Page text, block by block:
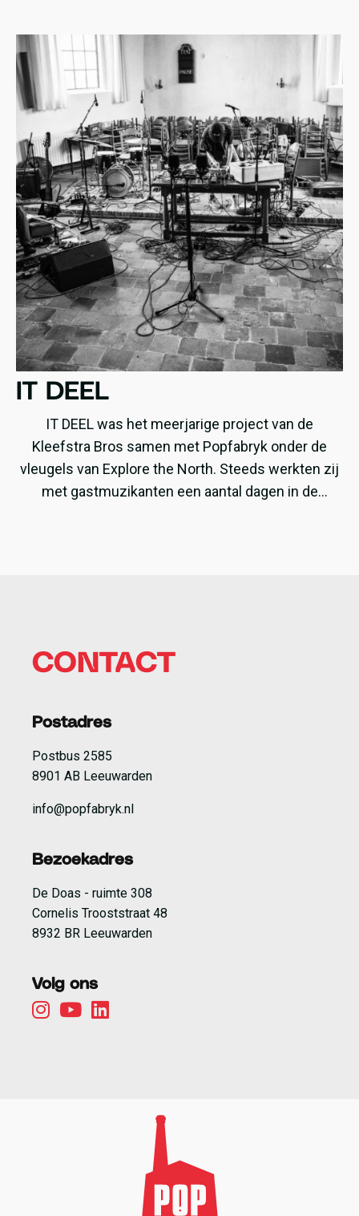
IT DEEL
IT DEEL was het meerjarige project van de
Kleefstra Bros samen met Popfabryk onder de
vleugels van Explore the North. Steeds werkten zij
met gastmuzikanten een aantal dagen in de
CONTACT
Postadres
Postbus 2585
8901 AB Leeuwarden
info@popfabryk.nl
Bezoekadres
De Doas - ruimte 308
Cornelis Trooststraat 48
8932 BR Leeuwarden
Volg ons